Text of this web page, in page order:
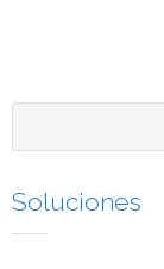
Soluciones